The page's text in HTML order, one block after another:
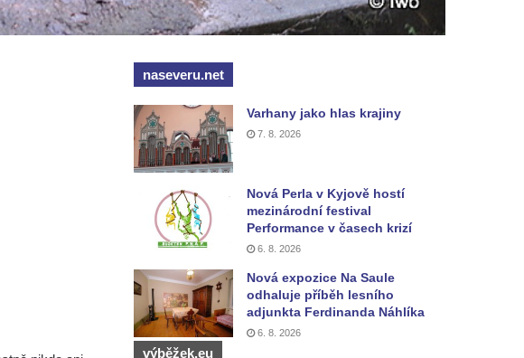
naseveru.net
Varhany jako hlas krajiny
7. 8. 2026
Nová Perla v Kyjově hostí
mezinárodní festival
Performance v časech krizí
6. 8. 2026
Nová expozice Na Saule
odhaluje příběh lesního
adjunkta Ferdinanda Náhlíka
6. 8. 2026
výběžek.eu